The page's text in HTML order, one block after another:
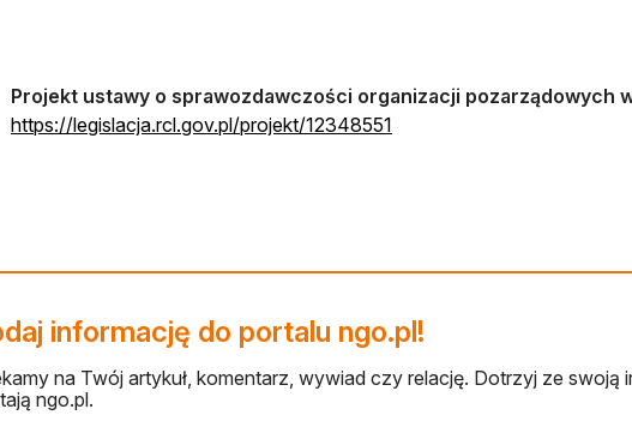
Projekt ustawy o sprawozdawczości organizacji pozarządowych
https://legislacja.rcl.gov.pl/projekt/12348551
informację do portalu ngo.pl!
na Twój artykuł, komentarz, wywiad czy relację. Dotrzyj ze
ngo.pl.